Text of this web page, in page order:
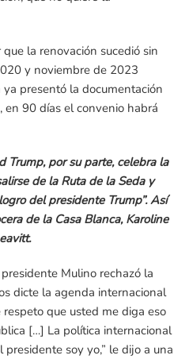
la renovación sucedió sin
y noviembre de 2023
presentó la documentación
90 días el convenio habrá
Trump, por su parte, celebra la
de la Ruta de la Seda y
del presidente Trump”. Así
de la Casa Blanca, Karoline
Mulino rechazó la
dicte la agenda internacional
que usted me diga eso
[…] La política internacional
soy yo,” le dijo a una